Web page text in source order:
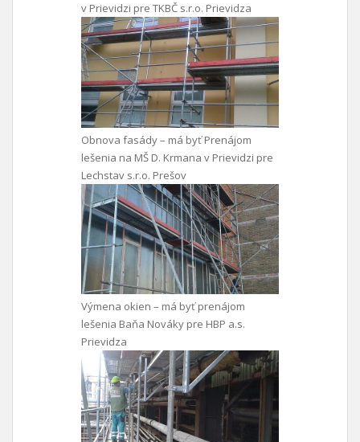
v Prievidzi pre TKBČ s.r.o. Prievidza
Obnova fasády – má byť Prenájom
lešenia na MŠ D. Krmana v Prievidzi pre
Lechstav s.r.o. Prešov
Výmena okien – má byť prenájom
lešenia Baňa Nováky pre HBP a.s.
Prievidza